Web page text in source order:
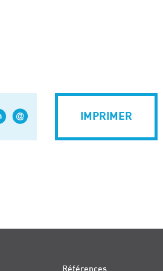
IMPRIMER
Références